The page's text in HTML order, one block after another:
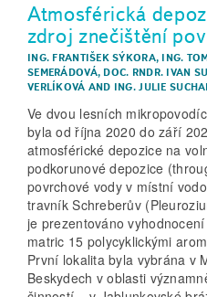
Atmosférická
zdroj znečištění
ING. FRANTIŠEK SÝKORA, ING.
SEMERÁDOVÁ, DOC. RNDR. IVAN
VERLÍKOVÁ AND ING. JULIE
Ve dvou lesních
byla od října 2020 do září
atmosférické depozice na
podkorunové depozice
povrchové vody v místní
travník Schreberův
je prezentováno
matric 15 polycyklickými
První lokalita byla vybrána v
Beskydech v oblasti